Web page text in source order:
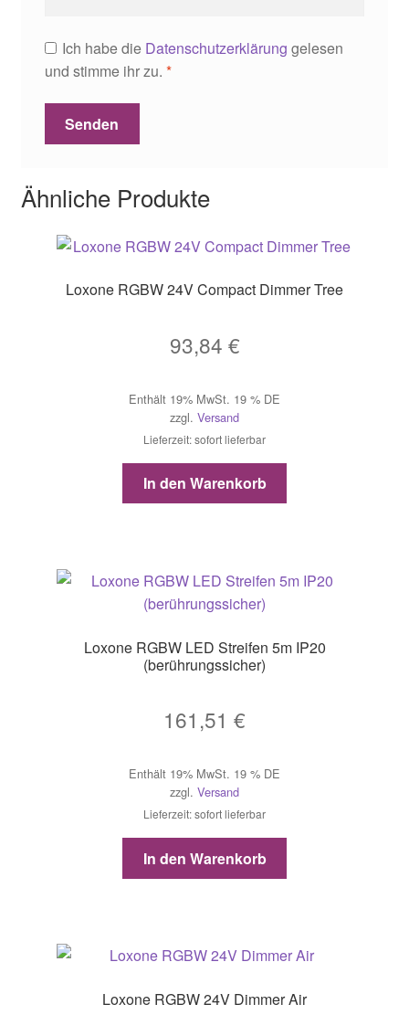
Ich habe die Datenschutzerklärung gelesen
und stimme ihr zu. *
Ähnliche Produkte
Loxone RGBW 24V Compact Dimmer Tree
93,84 €
Enthält 19% MwSt. 19 % DE
zzgl. Versand
Lieferzeit: sofort lieferbar
In den Warenkorb
Loxone RGBW LED Streifen 5m IP20
(berührungssicher)
161,51 €
Enthält 19% MwSt. 19 % DE
zzgl. Versand
Lieferzeit: sofort lieferbar
In den Warenkorb
Loxone RGBW 24V Dimmer Air